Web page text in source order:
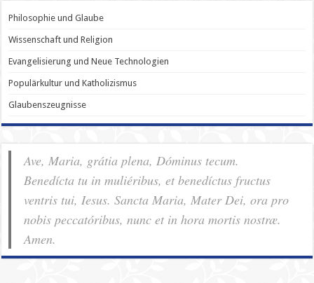
Philosophie und Glaube
Wissenschaft und Religion
Evangelisierung und Neue Technologien
Populärkultur und Katholizismus
Glaubenszeugnisse
Ave, Maria, grátia plena, Dóminus tecum.
Benedícta tu in muliéribus, et benedíctus fructus
ventris tui, Iesus. Sancta Maria, Mater Dei, ora pro
nobis pec­ca­tóribus, nunc et in hora mortis nostræ.
Amen.